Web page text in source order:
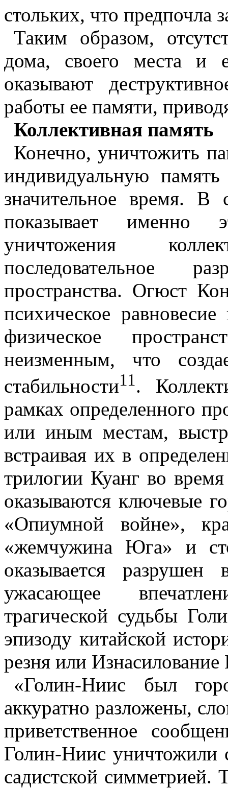
стольких, что предпочла
Таким образом,
дома, своего места и
оказывают
работы ее памяти,
Коллективная память
Конечно, уничтожить
индивидуальную
значительное время.
показывает именно
уничтожения
последовательное
пространства. Огюст
психическое
физическое
неизменным, что
стабильности11.
рамках определенного
или иным местам,
встраивая их в
трилогии Куанг во
оказываются ключевые
«Опиумной войне»,
«жемчужина Юга» и
оказывается
ужасающее
трагической судьбы
эпизоду китайской
резня или
«Голин-Ниис был
аккуратно разложены,
приветственное
Голин-Ниис уничтожили
садистской